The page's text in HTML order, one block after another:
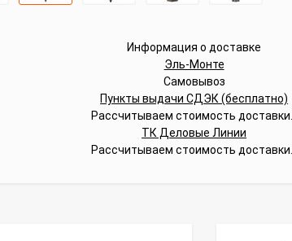
Информация о доставке
Эль-Монте
Самовывоз
Пункты выдачи СДЭК (бесплатно)
Рассчитываем стоимость доставки...
ТК Деловые Линии
Рассчитываем стоимость доставки...